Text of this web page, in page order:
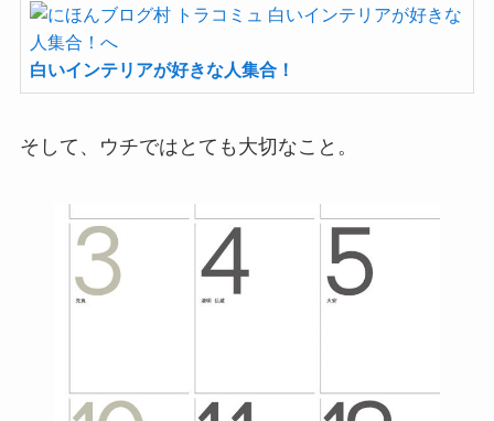
白いインテリアが好きな人集合！
そして、ウチではとても大切なこと。